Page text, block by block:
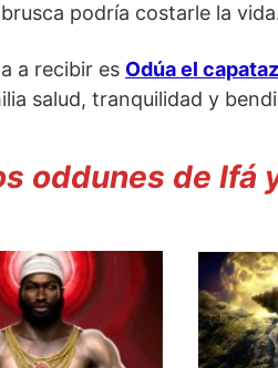
podría costarle la
a recibir es Odúa el
salud, tranquilidad y
oddunes de Ifá